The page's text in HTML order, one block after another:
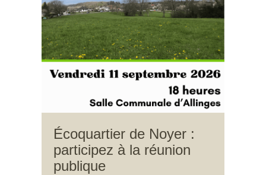
Écoquartier de Noyer :
participez à la réunion
publique